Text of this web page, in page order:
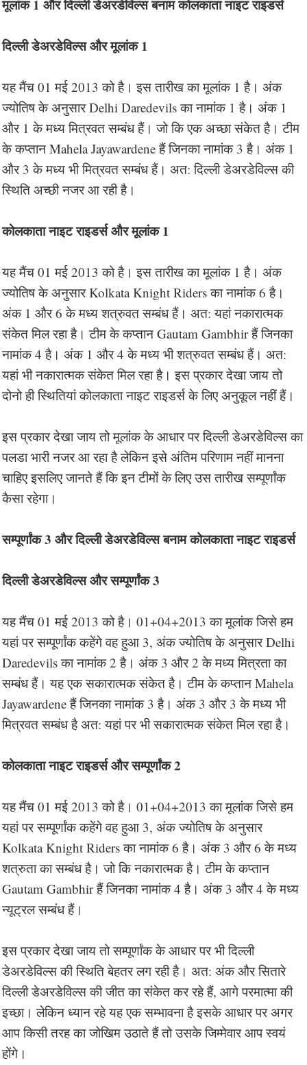
मूलांक 1 और दिल्ली डेअरडेविल्स बनाम कोलकाता नाइट राइडर्स
दिल्ली डेअरडेविल्स और मूलांक 1
यह मैंच 01 मई 2013 को है। इस तारीख का मूलांक 1 है। अंक
ज्योतिष के अनुसार Delhi Daredevils का नामांक 1 है। अंक 1
और 1 के मध्य मित्रवत सम्बंध हैं। जो कि एक अच्छा संकेत है। टीम
के कप्तान Mahela Jayawardene हैं जिनका नामांक 3 है। अंक 1
और 3 के मध्य भी मित्रवत सम्बंध हैं। अत: दिल्ली डेअरडेविल्स की
स्थिति अच्छी नजर आ रही है।
कोलकाता नाइट राइडर्स और मूलांक 1
यह मैंच 01 मई 2013 को है। इस तारीख का मूलांक 1 है। अंक
ज्योतिष के अनुसार Kolkata Knight Riders का नामांक 6 है।
अंक 1 और 6 के मध्य शत्रुवत सम्बंध हैं। अत: यहां नकारात्मक
संकेत मिल रहा है। टीम के कप्तान Gautam Gambhir हैं जिनका
नामांक 4 है। अंक 1 और 4 के मध्य भी शत्रुवत सम्बंध हैं। अत:
यहां भी नकारात्मक संकेत मिल रहा है। इस प्रकार देखा जाय तो
दोनो ही स्थितियां कोलकाता नाइट राइडर्स के लिए अनुकूल नहीं हैं।
इस प्रकार देखा जाय तो मूलांक के आधार पर दिल्ली डेअरडेविल्स का
पलडा भारी नजर आ रहा है लेकिन इसे अंतिम परिणाम नहीं मानना
चाहिए इसलिए जानते हैं कि इन टीमों के लिए उस तारीख सम्पूर्णांक
कैसा रहेगा।
सम्पूर्णांक 3 और दिल्ली डेअरडेविल्स बनाम कोलकाता नाइट राइडर्स
दिल्ली डेअरडेविल्स और सम्पूर्णांक 3
यह मैंच 01 मई 2013 को है। 01+04+2013 का मूलांक जिसे हम
यहां पर सम्पूर्णांक कहेंगे वह हुआ 3, अंक ज्योतिष के अनुसार Delhi
Daredevils का नामांक 2 है। अंक 3 और 2 के मध्य मित्रता का
सम्बंध हैं। यह एक सकारात्मक संकेत है। टीम के कप्तान Mahela
Jayawardene हैं जिनका नामांक 3 है। अंक 3 और 3 के मध्य भी
मित्रवत सम्बंध है अत: यहां पर भी सकारात्मक संकेत मिल रहा है।
कोलकाता नाइट राइडर्स और सम्पूर्णांक 2
यह मैंच 01 मई 2013 को है। 01+04+2013 का मूलांक जिसे हम
यहां पर सम्पूर्णांक कहेंगे वह हुआ 3, अंक ज्योतिष के अनुसार
Kolkata Knight Riders का नामांक 6 है। अंक 3 और 6 के मध्य
शत्रुता का सम्बंध है। जो कि नकारात्मक है। टीम के कप्तान
Gautam Gambhir हैं जिनका नामांक 4 है। अंक 3 और 4 के मध्य
न्यूट्रल सम्बंध हैं।
इस प्रकार देखा जाय तो सम्पूर्णांक के आधार पर भी दिल्ली
डेअरडेविल्स की स्थिति बेहतर लग रही है। अत: अंक और सितारे
दिल्ली डेअरडेविल्स की जीत का संकेत कर रहे हैं, आगे परमात्मा की
इच्छा। लेकिन ध्यान रहे यह एक सम्भावना है इसके आधार पर अगर
आप किसी तरह का जोखिम उठाते हैं तो उसके जिम्मेवार आप स्वयं
होंगे।